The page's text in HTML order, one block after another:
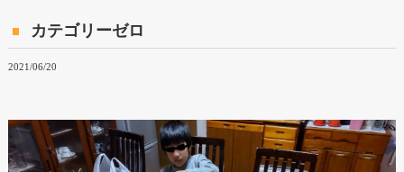
カテゴリーゼロ
2021/06/20